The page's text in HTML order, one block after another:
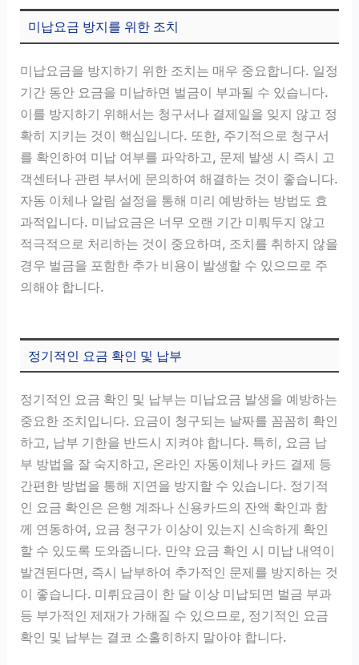
미납요금 방지를 위한 조치
미납요금을 방지하기 위한 조치는 매우 중요합니다. 일정
기간 동안 요금을 미납하면 벌금이 부과될 수 있습니다.
이를 방지하기 위해서는 청구서나 결제일을 잊지 않고 정
확히 지키는 것이 핵심입니다. 또한, 주기적으로 청구서
를 확인하여 미납 여부를 파악하고, 문제 발생 시 즉시 고
객센터나 관련 부서에 문의하여 해결하는 것이 좋습니다.
자동 이체나 알림 설정을 통해 미리 예방하는 방법도 효
과적입니다. 미납요금은 너무 오랜 기간 미뤄두지 않고
적극적으로 처리하는 것이 중요하며, 조치를 취하지 않을
경우 벌금을 포함한 추가 비용이 발생할 수 있으므로 주
의해야 합니다.
정기적인 요금 확인 및 납부
정기적인 요금 확인 및 납부는 미납요금 발생을 예방하는
중요한 조치입니다. 요금이 청구되는 날짜를 꼼꼼히 확인
하고, 납부 기한을 반드시 지켜야 합니다. 특히, 요금 납
부 방법을 잘 숙지하고, 온라인 자동이체나 카드 결제 등
간편한 방법을 통해 지연을 방지할 수 있습니다. 정기적
인 요금 확인은 은행 계좌나 신용카드의 잔액 확인과 함
께 연동하여, 요금 청구가 이상이 있는지 신속하게 확인
할 수 있도록 도와줍니다. 만약 요금 확인 시 미납 내역이
발견된다면, 즉시 납부하여 추가적인 문제를 방지하는 것
이 좋습니다. 미뤼요금이 한 달 이상 미납되면 벌금 부과
등 부가적인 제재가 가해질 수 있으므로, 정기적인 요금
확인 및 납부는 결코 소홀히하지 말아야 합니다.